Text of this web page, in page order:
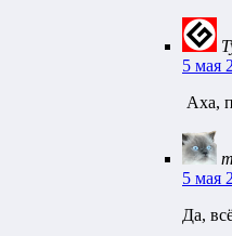
5 мая
Аха,
5 мая
Да,